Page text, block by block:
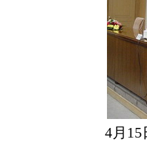
4月15日